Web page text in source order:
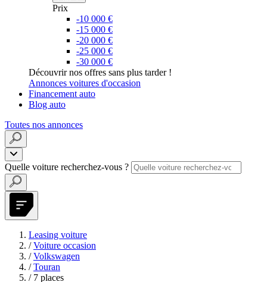
Prix
-10 000 €
-15 000 €
-20 000 €
-25 000 €
-30 000 €
Découvrir nos offres sans plus tarder !
Annonces voitures d'occasion
Financement auto
Blog auto
Toutes nos annonces
Quelle voiture recherchez-vous ?
Leasing voiture
/ Voiture occasion
/ Volkswagen
/ Touran
/ 7 places